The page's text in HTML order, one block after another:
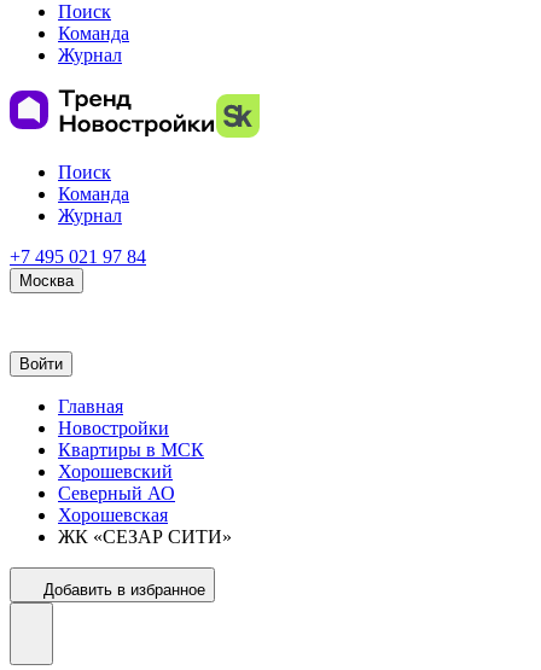
Поиск
Команда
Журнал
Поиск
Команда
Журнал
+7 495 021 97 84
Москва
Войти
Главная
Новостройки
Квартиры в МСК
Хорошевский
Северный АО
Хорошевская
ЖК «СЕЗАР СИТИ»
Добавить в избранное